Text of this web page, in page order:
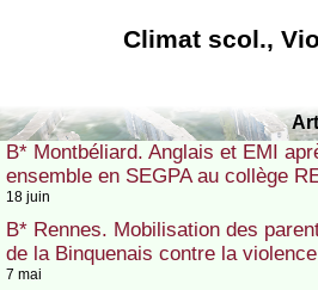
Climat scol.,
B* Montbéliard. Anglais et EMI
ensemble en SEGPA au collège
18 juin
B* Rennes. Mobilisation des
de la Binquenais contre la
7 mai